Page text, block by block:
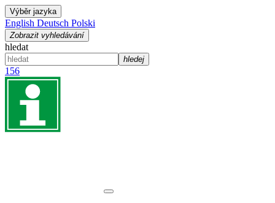
Výběr jazyka
English Deutsch Polski
Zobrazit vyhledávání
hledat
hledej
156